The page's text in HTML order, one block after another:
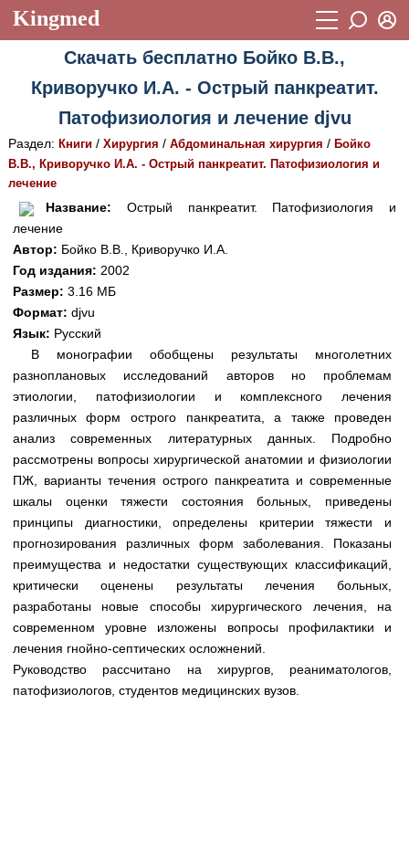
Kingmed
Учебный материал
Видеогалерея 899
Истории болезней 1268
Лекции и презентации 2474
Аккредитационные тесты (6)
Методические рекомендации
Научно-популярное
Статьи
Новости (244)
Медицинская стандартизация
Нормативы экстренной и неотложной помощи
Нормы лабораторных и инструментальных
исследований
Обратная связь
Восстановить пароль
Регистрация
Скачать бесплатно Бойко В.В.,
Криворучко И.А. - Острый панкреатит.
Патофизиология и лечение djvu
Раздел: Книги/ Хирургия / Абдоминальная хирургия / Бойко
В.В., Криворучко И.А. - Острый панкреатит. Патофизиология и
лечение
Название: Острый панкреатит. Патофизиология и
лечение
Автор: Бойко В.В., Криворучко И.А.
Год издания: 2002
Размер: 3.16 МБ
Формат: djvu
Язык: Русский
В монографии обобщены результаты многолетних
разноплановых исследований авторов но проблемам
этиологии, патофизиологии и комплексного лечения
различных форм острого панкреатита, а также проведен
анализ современных литературных данных. Подробно
рассмотрены вопросы хирургической анатомии и физиологии
ПЖ, варианты течения острого панкреатита и современные
шкалы оценки тяжести состояния больных, приведены
принципы диагностики, определены критерии тяжести и
прогнозирования различных форм заболевания. Показаны
преимущества и недостатки существующих классификаций,
критически оценены результаты лечения больных,
разработаны новые способы хирургического лечения, на
современном уровне изложены вопросы профилактики и
лечения гнойно-септических осложнений.
Руководство рассчитано на хирургов, реаниматологов,
патофизиологов, студентов медицинских вузов.